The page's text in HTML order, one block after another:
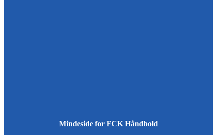
Mindeside for FCK Håndbold